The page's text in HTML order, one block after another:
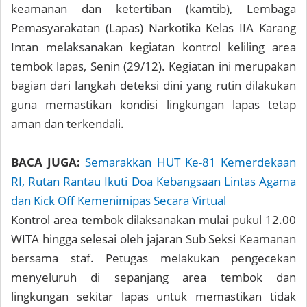
keamanan dan ketertiban (kamtib), Lembaga
Pemasyarakatan (Lapas) Narkotika Kelas IIA Karang
Intan melaksanakan kegiatan kontrol keliling area
tembok lapas, Senin (29/12). Kegiatan ini merupakan
bagian dari langkah deteksi dini yang rutin dilakukan
guna memastikan kondisi lingkungan lapas tetap
aman dan terkendali.
BACA JUGA: Semarakkan HUT Ke-81 Kemerdekaan
RI, Rutan Rantau Ikuti Doa Kebangsaan Lintas Agama
dan Kick Off Kemenimipas Secara Virtual
Kontrol area tembok dilaksanakan mulai pukul 12.00
WITA hingga selesai oleh jajaran Sub Seksi Keamanan
bersama staf. Petugas melakukan pengecekan
menyeluruh di sepanjang area tembok dan
lingkungan sekitar lapas untuk memastikan tidak